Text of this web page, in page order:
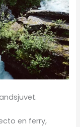
en ferry,